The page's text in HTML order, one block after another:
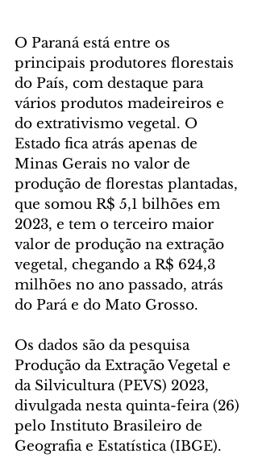
O Paraná está entre os
principais produtores florestais
do País, com destaque para
vários produtos madeireiros e
do extrativismo vegetal. O
Estado fica atrás apenas de
Minas Gerais no valor de
produção de florestas plantadas,
que somou R$ 5,1 bilhões em
2023, e tem o terceiro maior
valor de produção na extração
vegetal, chegando a R$ 624,3
milhões no ano passado, atrás
do Pará e do Mato Grosso.
Os dados são da pesquisa
Produção da Extração Vegetal e
da Silvicultura (PEVS) 2023,
divulgada nesta quinta-feira (26)
pelo Instituto Brasileiro de
Geografia e Estatística (IBGE).